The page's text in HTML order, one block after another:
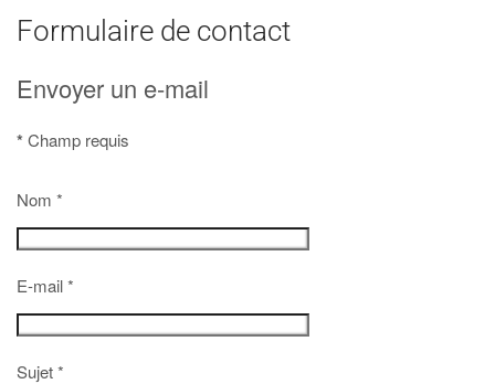
Formulaire de contact
Envoyer un e-mail
* Champ requis
Nom *
E-mail*
Sujet*